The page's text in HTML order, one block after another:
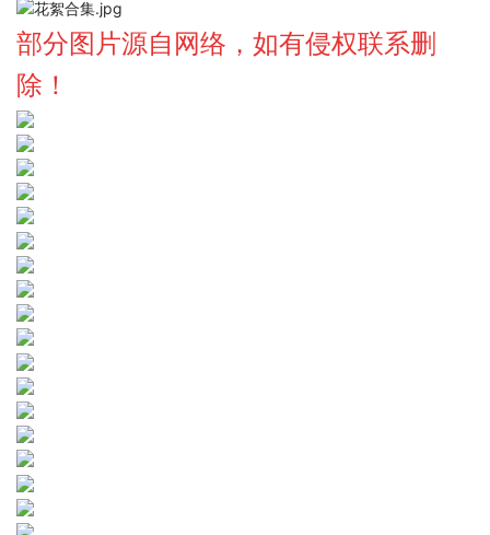
部分图片源自网络，如有侵权联系删
除！